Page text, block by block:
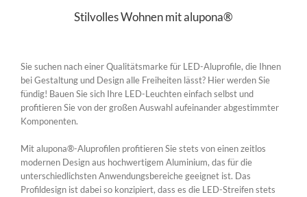
Stilvolles Wohnen mit alupona®
Sie suchen nach einer Qualitätsmarke für LED-Aluprofile, die Ihnen
bei Gestaltung und Design alle Freiheiten lässt? Hier werden Sie
fündig! Bauen Sie sich Ihre LED-Leuchten einfach selbst und
profitieren Sie von der großen Auswahl aufeinander abgestimmter
Komponenten.
Mit alupona®-Aluprofilen profitieren Sie stets von einen zeitlos
modernen Design aus hochwertigem Aluminium, das für die
unterschiedlichsten Anwendungsbereiche geeignet ist. Das
Profildesign ist dabei so konzipiert, dass es die LED-Streifen stets